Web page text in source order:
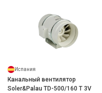
Испания
Канальный вентилятор
Soler&Palau TD-500/160 T 3V